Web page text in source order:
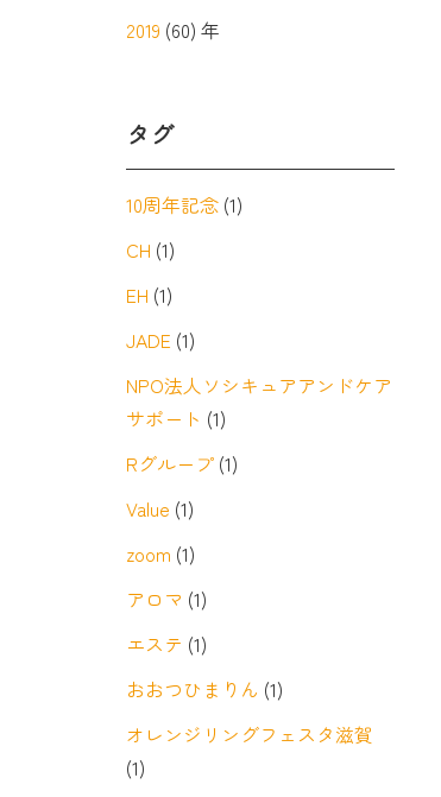
2019 (60) 年
タグ
10周年記念(1)
CH (1)
EH (1)
JADE (1)
NPO法人ソシキュアアンドケア
サポート (1)
Rグループ(1)
Value (1)
zoom (1)
アロマ (1)
エステ (1)
おおつひまりん (1)
オレンジリングフェスタ滋賀
(1)